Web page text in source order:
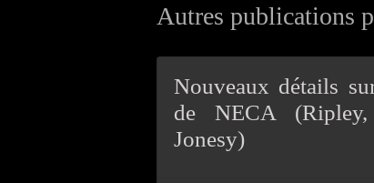
Autres publications
Nouveaux détails
de NECA
Jonesy)